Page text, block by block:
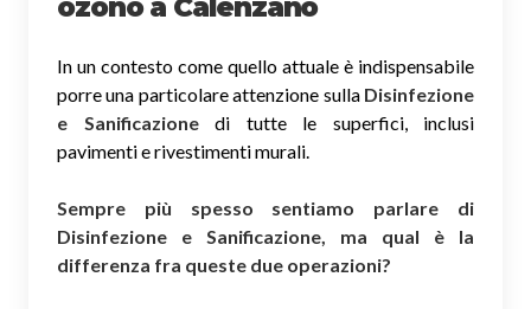
ozonoa Calenzano
In un contesto come quello attuale è indispensabile
porre una particolare attenzione sulla Disinfezione
e Sanificazionedi tutte le superfici, inclusi
pavimenti e rivestimenti murali.
Sempre più spesso sentiamo parlare di
Disinfezione e Sanificazione, ma qual è la
differenza fra queste due operazioni?